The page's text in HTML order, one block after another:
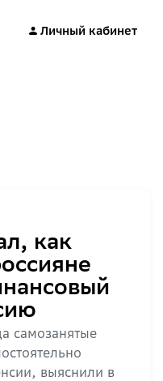
Личный кабинет
как
самозанятые
выяснили в